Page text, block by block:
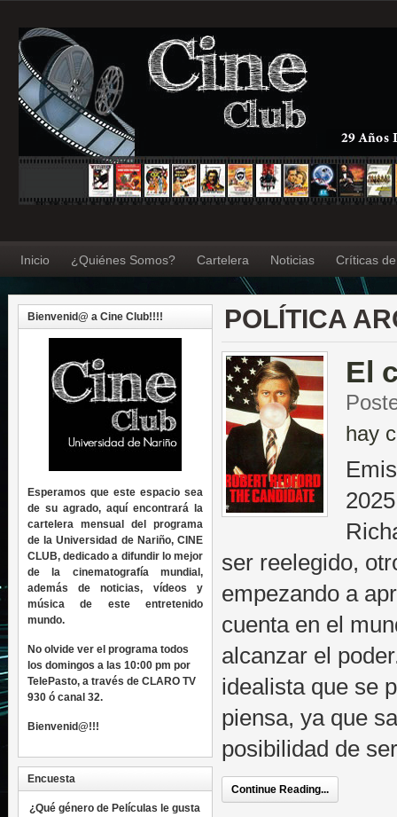
Inicio ¿Quiénes Somos? Cartelera Noticias Críticas
POLÍTICA
El
hay
ser reelegido,
empezando a
cuenta en el
alcanzar el
idealista que se
piensa, ya que
posibilidad de
Continue Reading...
Bienvenid@ a Cine Club!!!!
Esperamos que este espacio sea
de su agrado, aquí encontrará la
cartelera mensual del programa
de la Universidad de Nariño, CINE
CLUB, dedicado a difundir lo mejor
de la cinematografía mundial,
además de noticias, vídeos y
música de este entretenido
mundo.
No olvide ver el programa todos
los domingos a las 10:00 pm por
TelePasto, a través de CLARO TV
930 ó canal 32.
Bienvenid@!!!
Encuesta
¿Qué género de Películas le gusta